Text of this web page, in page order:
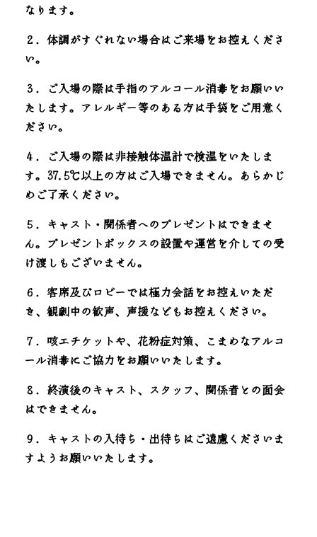
なります。
２．体調がすぐれない場合はご来場をお控えくださ
い。
３．ご入場の際は手指のアルコール消毒をお願いい
たします。アレルギー等のある方は手袋をご用意く
ださい。
４．ご入場の際は非接触体温計で検温をいたしま
す。37.5℃以上の方はご入場できません。あらかじ
めご了承ください。
５．キャスト・関係者へのプレゼントはできませ
ん。プレゼントボックスの設置や運営を介しての受
け渡しもございません。
６．客席及びロビーでは極力会話をお控えいただ
き、観劇中の歓声、声援などもお控えください。
７．咳エチケットや、花粉症対策、こまめなアルコ
ール消毒にご協力をお願いいたします。
８．終演後のキャスト、スタッフ、関係者との面会
はできません。
９．キャストの入待ち・出待ちはご遠慮くださいま
すようお願いいたします。